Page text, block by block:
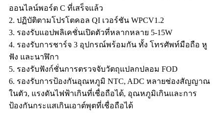
ออนไลน์พอร์ต C ที่เสร็จแล้ว
2. ปฏิบัติตามโปรโตคอล QI เวอร์ชัน WPCV1.2
3. รองรับแอปพลิเคชั่นเปิดตัวที่หลากหลาย 5-15W
4. รองรับการชาร์จ 3 อุปกรณ์พร้อมกัน ทั้ง โทรศัพท์มือถือ หู
ฟัง และนาฬิกา
5. รองรับฟังก์ชั่นการตรวจจับวัตถุแปลกปลอม FOD
6. รองรับการป้องกันอุณหภูมิ NTC, ADC หลายช่องสัญญาณ
ในตัว, แรงดันไฟฟ้าเกินที่เชื่อถือได้, อุณหภูมิเกินและการ
ป้องกันกระแสเกินเอาต์พุตที่เชื่อถือได้